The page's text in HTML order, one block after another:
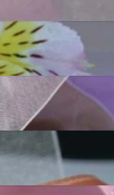
Diamanten